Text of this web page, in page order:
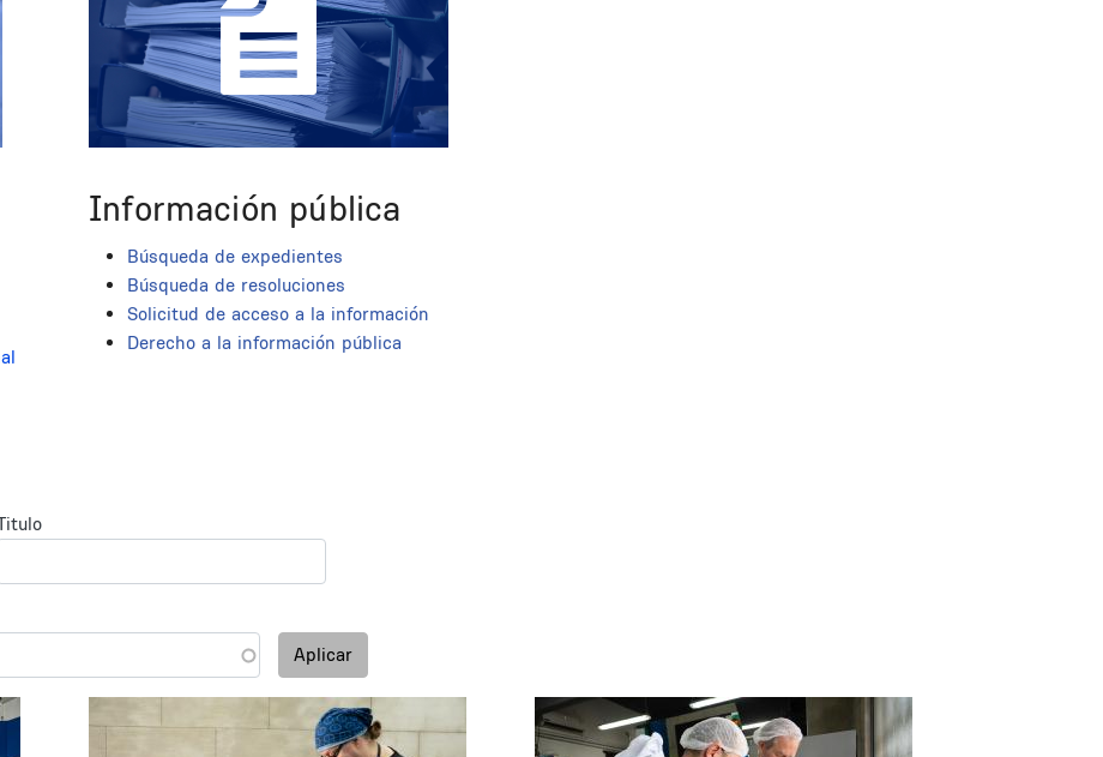
Información pública
Búsqueda de expedientes
Búsqueda de resoluciones
Solicitud de acceso a la información
Derecho a la información pública
Aplicar